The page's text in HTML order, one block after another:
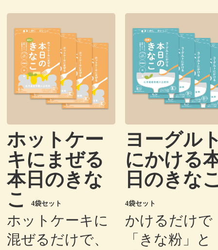
ホットケー
キにまぜる
本日のきな
こ
4袋セット
ホットケーキに
混ぜるだけで、
ヨーグル
にかける
日のきな
4袋セット
かけるだけで
「きな粉」と